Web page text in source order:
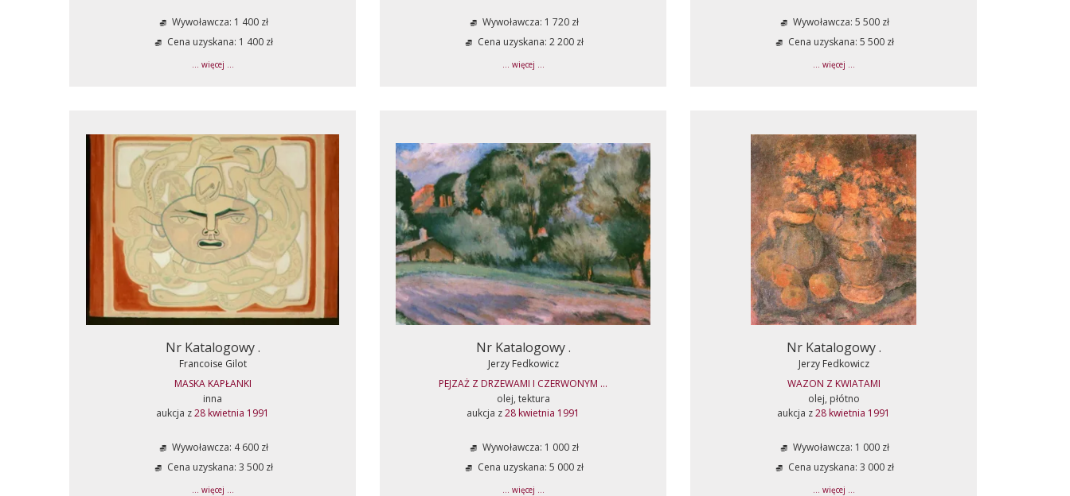
Wywoławcza: 1 400 zł
Cena uzyskana: 1 400 zł
... więcej ...
Wywoławcza: 1 720 zł
Cena uzyskana: 2 200 zł
... więcej ...
Wywoławcza: 5 500 zł
Cena uzyskana: 5 500 zł
... więcej ...
Nr Katalogowy .
Francoise Gilot
MASKA KAPŁANKI
inna
aukcja z28 kwietnia 1991
Wywoławcza: 4 600 zł
Cena uzyskana: 3 500 zł
... więcej ...
Nr Katalogowy .
Jerzy Fedkowicz
PEJZAŻ Z DRZEWAMI I CZERWONYM ...
olej, tektura
aukcja z28 kwietnia 1991
Wywoławcza: 1 000 zł
Cena uzyskana: 5 000 zł
... więcej ...
Nr Katalogowy .
Jerzy Fedkowicz
WAZON Z KWIATAMI
olej, płótno
aukcja z28 kwietnia 1991
Wywoławcza: 1 000 zł
Cena uzyskana: 3 000 zł
... więcej ...